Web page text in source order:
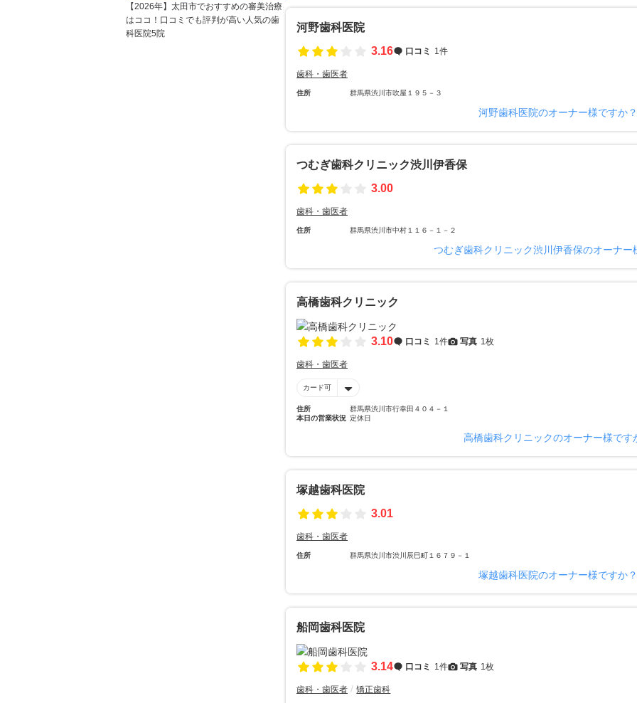
河野歯科医院
3.16
口コミ 1件
歯科・歯医者
住所 群馬県渋川市吹屋１９５－３
河野歯科医院のオーナー様ですか？
つむぎ歯科クリニック渋川伊香保
3.00
歯科・歯医者
住所 群馬県渋川市中村１１６－１－２
つむぎ歯科クリニック渋川伊香保のオーナー
高橋歯科クリニック
3.10 口コミ 1件 写真 1枚
歯科・歯医者
カード可
住所
群馬県渋川市行幸田４０４－１
本日の営業状況 定休日
高橋歯科クリニックのオーナー様です
塚越歯科医院
3.01
歯科・歯医者
住所 群馬県渋川市渋川辰巳町１６７９－１
塚越歯科医院のオーナー様ですか？
船岡歯科医院
3.14 口コミ 1件 写真 1枚
歯科・歯医者 矯正歯科
【2026年】太田市でおすすめの審美治療
はココ！口コミでも評判が高い人気の歯
科医院5院